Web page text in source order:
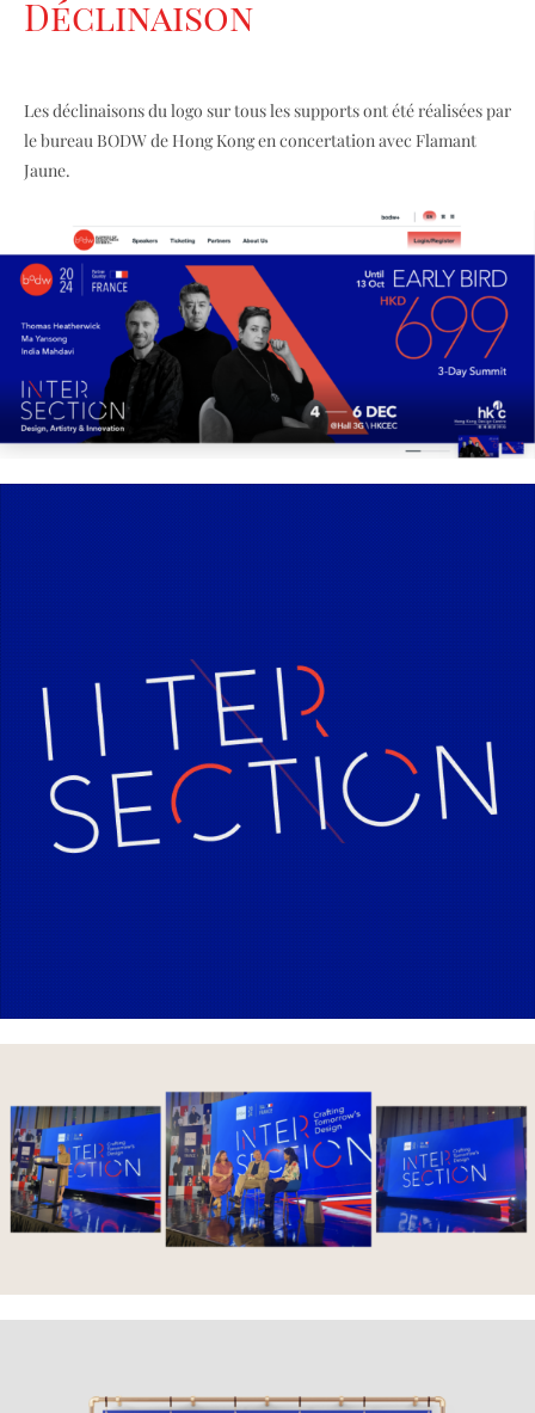
Déclinaison
Les déclinaisons du logo sur tous les supports ont été réalisées par
le bureau BODW de Hong Kong en concertation avec Flamant
Jaune.